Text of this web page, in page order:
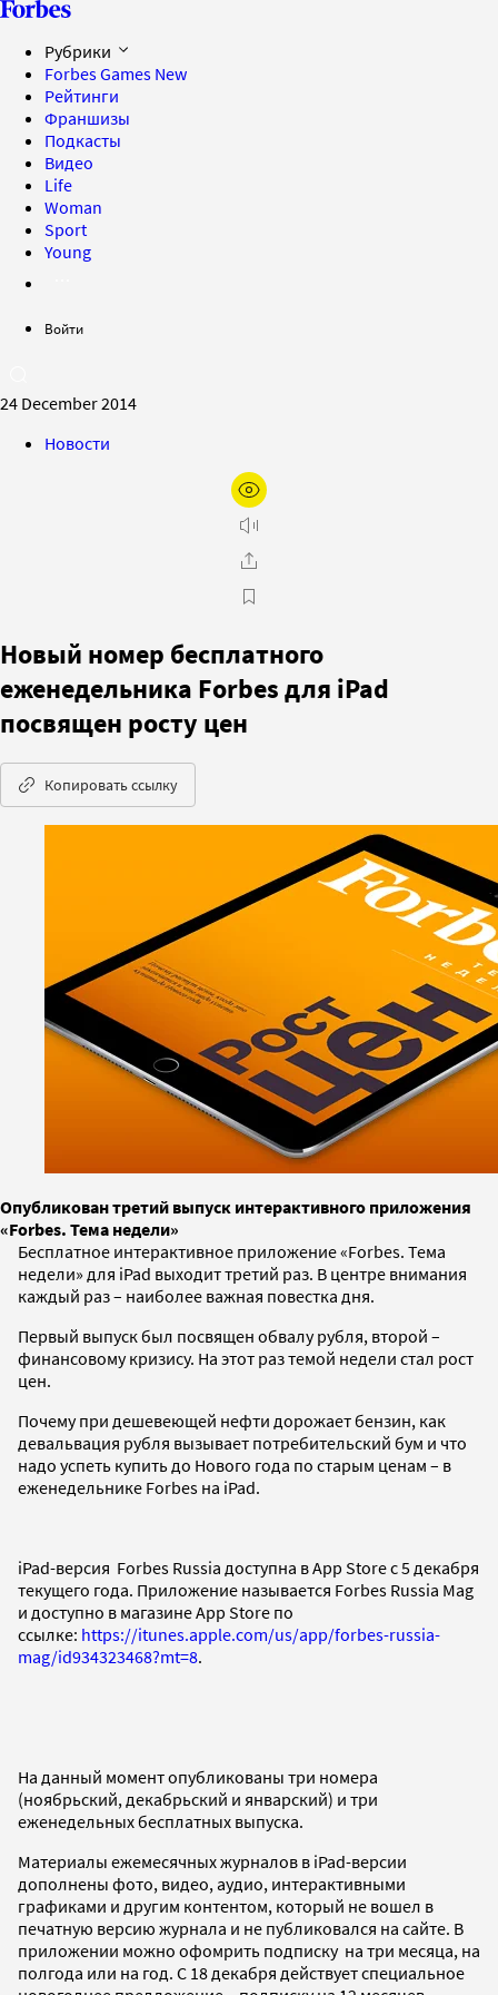
Рубрики
Forbes Games New
Рейтинги
Франшизы
Подкасты
Видео
Life
Woman
Sport
Young
Войти
24 December 2014
Новости
Новый номер бесплатного
еженедельника Forbes для iPad
посвящен росту цен
Копировать ссылку
Опубликован третий выпуск интерактивного приложения
«Forbes. Тема недели»
Бесплатное интерактивное приложение «Forbes. Тема
недели» для iPad выходит третий раз. В центре внимания
каждый раз – наиболее важная повестка дня.
Первый выпуск был посвящен обвалу рубля, второй –
финансовому кризису. На этот раз темой недели стал рост
цен.
Почему при дешевеющей нефти дорожает бензин, как
девальвация рубля вызывает потребительский бум и что
надо успеть купить до Нового года по старым ценам – в
еженедельнике Forbes на iPad.
iPad-версия Forbes Russia доступна в App Store c 5 декабря
текущего года. Приложение называется Forbes Russia Mag
и доступно в магазине App Store по
ссылке: https://itunes.apple.com/us/app/forbes-russia-
mag/id934323468?mt=8.
На данный момент опубликованы три номера
(ноябрьский, декабрьский и январский) и три
еженедельных бесплатных выпуска.
Материалы ежемесячных журналов в iPad-версии
дополнены фото, видео, аудио, интерактивными
графиками и другим контентом, который не вошел в
печатную версию журнала и не публиковался на сайте. В
приложении можно офомрить подписку на три месяца, на
полгода или на год. С 18 декабря действует специальное